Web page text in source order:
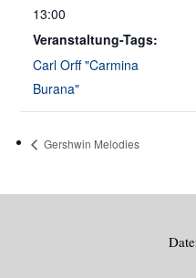
13:00
Veranstaltung-Tags:
Carl Orff "Carmina
Burana"
Gershwin Melodies